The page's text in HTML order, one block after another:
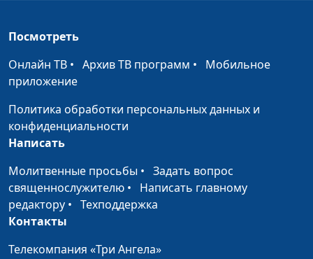
меланхолик
Руководитель-
бизнес-тренер
Руководитель-
бизнес-тренер
Руководитель-
холерик
Ирина Кириченко,
Посмотреть
Онлайн ТВ • Архив ТВ программ • Мобильное
приложение
Политика обработки персональных данных и
конфиденциальности
Написать
Молитвенные просьбы • Задать вопрос
священнослужителю • Написать главному
редактору • Техподдержка
Контакты
Телекомпания «Три Ангела»